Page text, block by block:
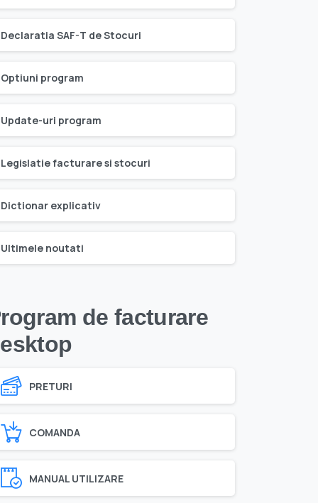
Declaratia SAF-T de Stocuri
Optiuni program
Update-uri program
Legislatie facturare si stocuri
Dictionar explicativ
Ultimele noutati
de facturare
PRETURI
COMANDA
MANUAL UTILIZARE